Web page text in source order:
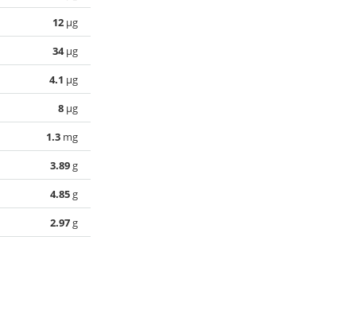
12 µg
34µg
4.1 µg
8 µg
1.3 mg
3.89g
4.85g
2.97g